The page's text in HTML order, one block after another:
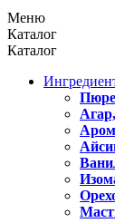
Меню
Каталог
Каталог
Пюре